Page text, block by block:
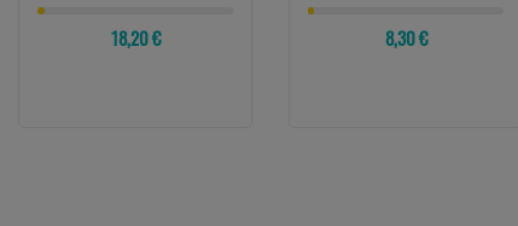
18,20 € 8,30 €